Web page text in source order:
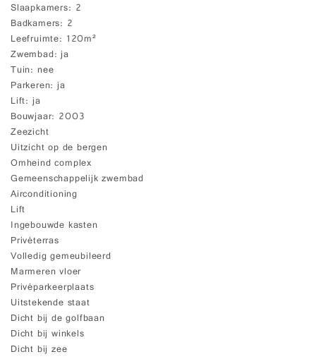
Slaapkamers 2
Badkamers 2
Leefruimte 120m²
Zwembad ja
Tuin nee
Parkeren ja
Lift ja
Bouwjaar 2003
Zeezicht
Uitzicht op de bergen
Omheind complex
Gemeenschappelijk zwembad
Airconditioning
Lift
Ingebouwde kasten
Privéterras
Volledig gemeubileerd
Marmeren vloer
Privéparkeerplaats
Uitstekende staat
Dicht bij de golfbaan
Dicht bij winkels
Dicht bij zee